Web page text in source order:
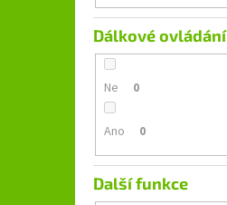
Dálkové ovládání
Ne 0
Ano 0
Další funkce